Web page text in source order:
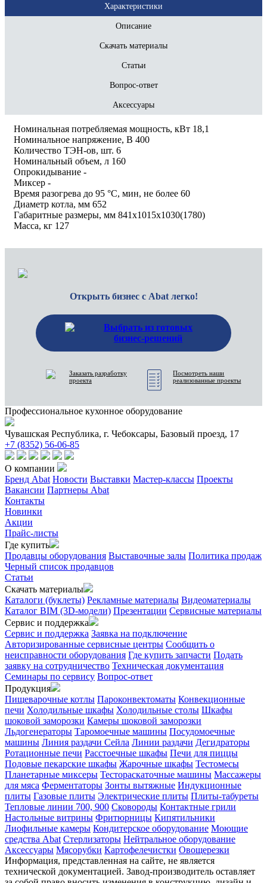
Характеристики
Описание
Скачать материалы
Статьи
Вопрос-ответ
Аксессуары
Номинальная потребляемая мощность, кВт 18,1
Номинальное напряжение, В 400
Количество ТЭН-ов, шт. 6
Номинальный объем, л 160
Опрокидывание -
Миксер -
Время разогрева до 95 °C, мин, не более 60
Диаметр котла, мм 652
Габаритные размеры, мм 841x1015x1030(1780)
Масса, кг 127
Открыть бизнес с Abat легко!
Выбрать из готовых
бизнес-решений
Заказать разработку
проекта
Посмотреть наши
реализованные проекты
Профессиональное кухонное оборудование
Чувашская Республика, г. Чебоксары, Базовый проезд, 17
+7 (8352) 56-06-85
О компании
Бренд Abat Новости Выставки Мастер-классы Проекты
Вакансии Партнеры Abat
Контакты
Новинки
Акции
Прайс-листы
Где купить
Продавцы оборудования Выставочные залы Политика продаж
Черный список продавцов
Статьи
Скачать материалы
Каталоги (буклеты) Рекламные материалы Видеоматериалы
Каталог BIM (3D-модели) Презентации Сервисные материалы
Сервис и поддержка
Сервис и поддержка Заявка на подключение
Авторизированные сервисные центры Сообщить о
неисправности оборудования Где купить запчасти Подать
заявку на сотрудничество Техническая документация
Семинары по сервису Вопрос-ответ
Продукция
Пищеварочные котлы Пароконвектоматы Конвекционные
печи Холодильные шкафы Холодильные столы Шкафы
шоковой заморозки Камеры шоковой заморозки
Льдогенераторы Таромоечные машины Посудомоечные
машины Линия раздачи Сейла Линии раздачи Дегидраторы
Ротационные печи Расстоечные шкафы Печи для пиццы
Подовые пекарские шкафы Жарочные шкафы Тестомесы
Планетарные миксеры Тестораскаточные машины Массажеры
для мяса Ферментаторы Зонты вытяжные Индукционные
плиты Газовые плиты Электрические плиты Плиты-табуреты
Тепловые линии 700, 900 Сковороды Контактные грили
Настольные витрины Фритюрницы Кипятильники
Лиофильные камеры Кондитерское оборудование Моющие
средства Abat Стерлизаторы Нейтральное оборудование
Аксессуары Мясорубки Картофелечистки Овощерезки
Информация, представленная на сайте, не является
технической документацией. Завод-производитель оставляет